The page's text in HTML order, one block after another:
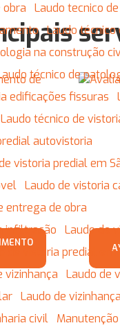
obra Laudo tecnico
Laudo
na construção
Laudo técnico de
edificações fissuras
Laudo técnico de
autovistoria
vistoria predial em
Laudo de vistoria
entrega de obra
infiltração
Laudo de
de vistoria predial em
vizinhança
Laudo de
Laudo de
civil